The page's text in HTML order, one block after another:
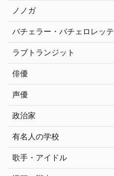
ノノガ
バチェラー・バチェロレッテ
ラブトランジット
俳優
声優
政治家
有名人の学校
歌手・アイドル